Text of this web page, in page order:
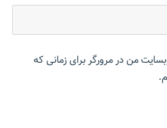
من در مرورگر برای زمانی که